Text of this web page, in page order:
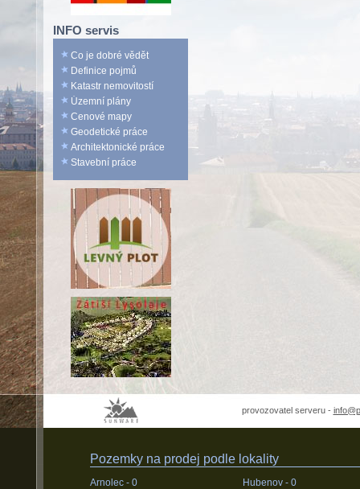
INFO servis
Co je dobré vědět
Definice pojmů
Katastr nemovitostí
Územní plány
Cenové mapy
Geodetické práce
Architektonické práce
Stavební práce
provozovatel serveru -
Pozemky na prodej podle lokality
Arnolec - 0
Hubenov - 0